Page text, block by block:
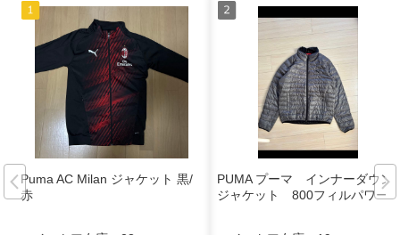
Puma AC Milan ジャケット 黒/
赤
PUMA プーマ インナーダウン
ジャケット 800フィルパワー